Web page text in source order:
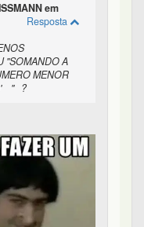
em
Resposta
''SOMANDO A
MENOR
'' ?